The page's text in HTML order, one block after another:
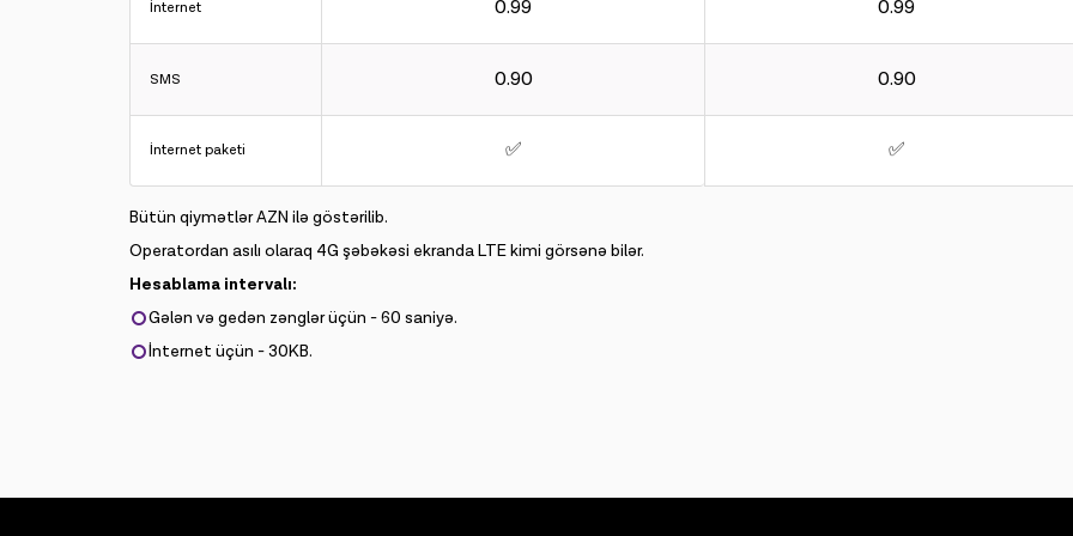
İnternet
SMS
İnternet paketi
0.99
0.90
✅
0.99
0.90
✅
Bütün qiymətlər AZN ilə göstərilib.
Operatordan asılı olaraq 4G şəbəkəsi ekranda LTE kimi görsənə bilər.
Hesablama intervalı:
Gələn və gedən zənglər üçün - 60 saniyə.
İnternet üçün - 30KB.